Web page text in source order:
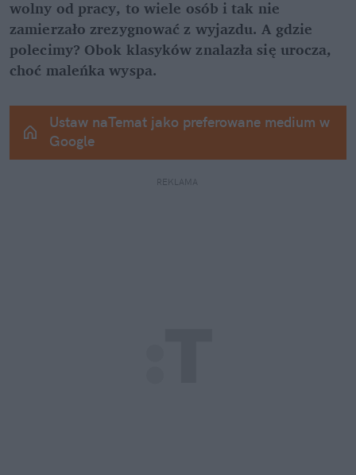
wolny od pracy, to wiele osób i tak nie
zamierzało zrezygnować z wyjazdu. A gdzie
polecimy? Obok klasyków znalazła się urocza,
choć maleńka wyspa.
Ustaw naTemat jako preferowane medium w
Google
REKLAMA